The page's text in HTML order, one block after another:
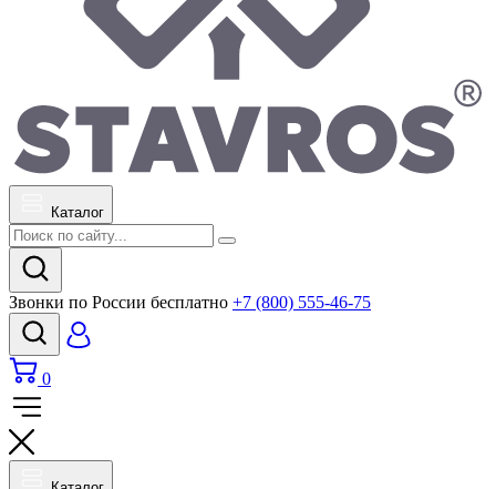
Каталог
Звонки по России бесплатно +7 (800) 555-46-75
0